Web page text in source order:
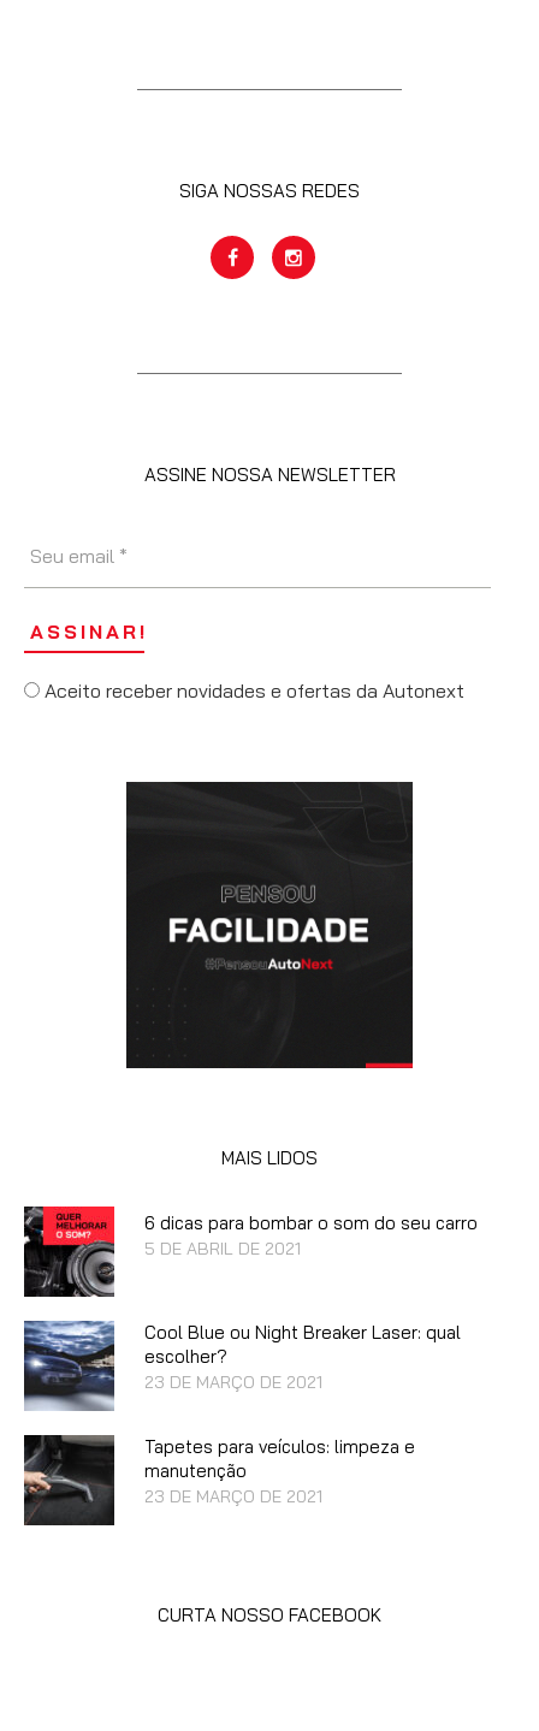
SIGA NOSSAS REDES
ASSINE NOSSA NEWSLETTER
Aceito receber novidades e ofertas da Autonext
MAIS LIDOS
6 dicas para bombar o som do seu carro
5 DE ABRIL DE 2021
Cool Blue ou Night Breaker Laser: qual
escolher?
23 DE MARÇO DE 2021
Tapetes para veículos: limpeza e
manutenção
23 DE MARÇO DE 2021
CURTA NOSSO FACEBOOK